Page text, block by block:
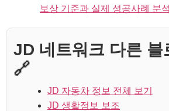
보상 기준과 실제 성공사례 분석
JD 네트워크 다른 블
🔗
JD 자동차 정보 전체 보기
JD 생활정보 보조